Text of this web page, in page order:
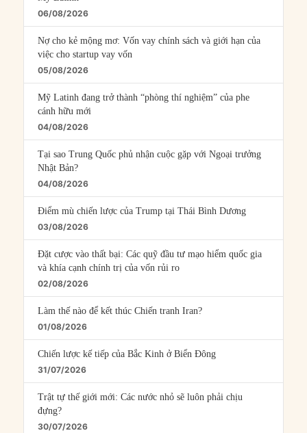
06/08/2026
Nợ cho kẻ mộng mơ: Vốn vay chính sách và giới hạn của
việc cho startup vay vốn
05/08/2026
Mỹ Latinh đang trở thành “phòng thí nghiệm” của phe
cánh hữu mới
04/08/2026
Tại sao Trung Quốc phủ nhận cuộc gặp với Ngoại trưởng
Nhật Bản?
04/08/2026
Điểm mù chiến lược của Trump tại Thái Bình Dương
03/08/2026
Đặt cược vào thất bại: Các quỹ đầu tư mạo hiểm quốc gia
và khía cạnh chính trị của vốn rủi ro
02/08/2026
Làm thế nào để kết thúc Chiến tranh Iran?
01/08/2026
Chiến lược kế tiếp của Bắc Kinh ở Biển Đông
31/07/2026
Trật tự thế giới mới: Các nước nhỏ sẽ luôn phải chịu
đựng?
30/07/2026